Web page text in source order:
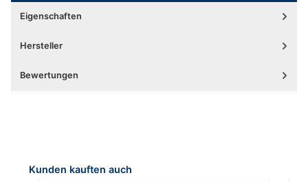
Eigenschaften
Hersteller
Bewertungen
Produktgalerie überspringen
Kunden kauften auch